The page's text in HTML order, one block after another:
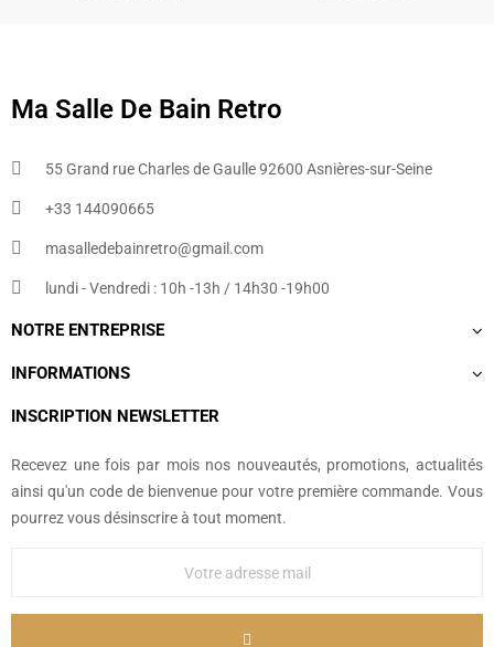
Ma Salle De Bain Retro
55 Grand rue Charles de Gaulle 92600 Asnières-sur-Seine
+33 144090665​
masalledebainretro@gmail.com
lundi - Vendredi : 10h -13h / 14h30 -19h00
NOTRE ENTREPRISE
INFORMATIONS
INSCRIPTION NEWSLETTER
Recevez une fois par mois nos nouveautés, promotions, actualités
ainsi qu'un code de bienvenue pour votre première commande. Vous
pourrez vous désinscrire à tout moment.